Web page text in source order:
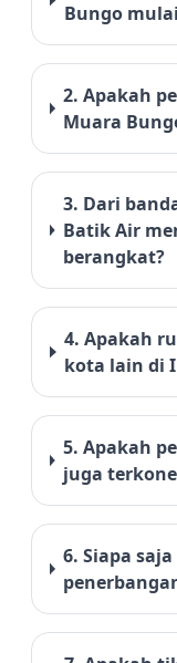
Bungo
2. Apakah
Muara
3. Dari
Batik Air
berangkat?
4. Apakah
kota lain di
5. Apakah
juga
6. Siapa